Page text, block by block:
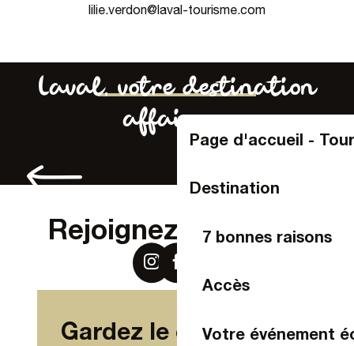
Page d'accueil -
Destination
7 bonnes raisons
Accès
Votre événement
lilie.verdon@laval-tourisme.com
Laval, votre destination
affaires...
Rejoignez-nous sur
Gardez le contact !